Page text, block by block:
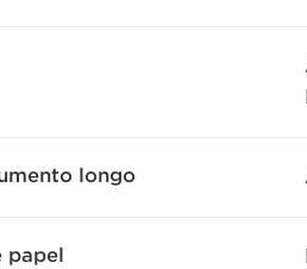
longo
papel